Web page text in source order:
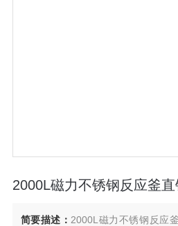
2000L磁力不锈钢反应釜直
简要描述： 2000L磁力不锈钢反应